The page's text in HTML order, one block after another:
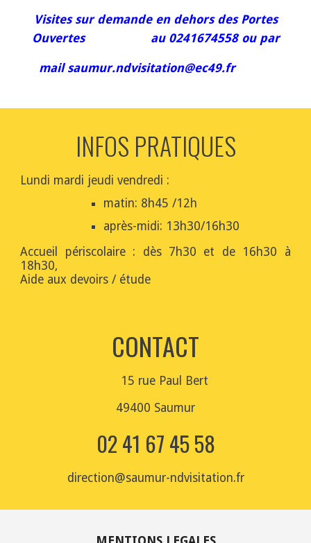
Visites sur demande en dehors des Portes
Ouvertes au 0241674558ou par
mail saumur.ndvisitation@ec49.fr
INFOS PRATIQUES
Lundi mardi jeudi vendredi :
matin: 8h45 /12h
après-midi: 13h30/16h30
Accueil périscolaire : dès 7h30 et de 16h30 à
18h30,
Aide aux devoirs / étude
CONTACT
15 rue Paul
Bert
49400 Saumur
02 41 67 45 58
direction@saumur-ndvisitation.fr